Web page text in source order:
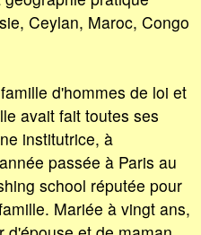
Ceylan, Maroc, Congo
d'hommes de loi et
avait fait toutes ses
institutrice, à
passée à Paris au
school réputée pour
Mariée à vingt ans,